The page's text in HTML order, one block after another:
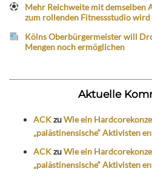
Mehr Reichweite mit demselben
zum rollenden Fitnessstudio wird
Kölns Oberbürgermeister will
Mengen noch ermöglichen
Aktuelle
ACKzuWie ein
„palästinensische“ Aktivisten
ACKzuWie ein
„palästinensische“ Aktivisten